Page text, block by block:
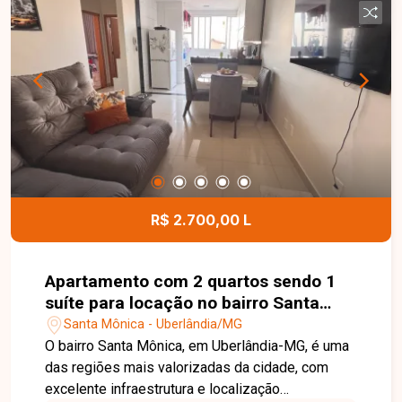
privilegiada. Agende sua visita e venha conhecer
este imóvel!
R$ 2.700,00 L
Apartamento com 2 quartos sendo 1
suíte para locação no bairro Santa
Mônica em Uberlândia-MG
Santa Mônica - Uberlândia/MG
O bairro Santa Mônica, em Uberlândia-MG, é uma
das regiões mais valorizadas da cidade, com
excelente infraestrutura e localização